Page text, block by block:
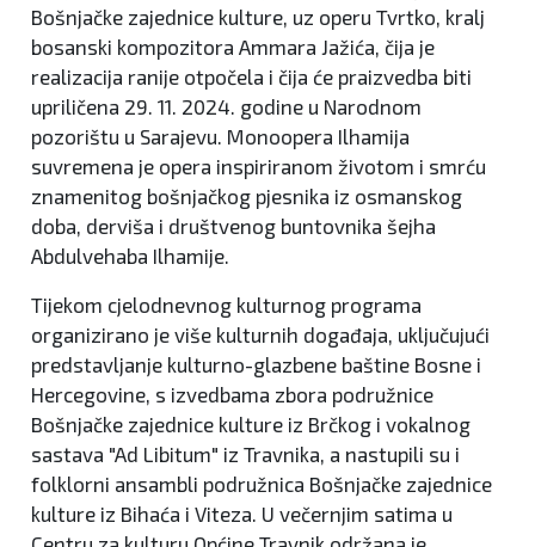
Bošnjačke zajednice kulture, uz operu Tvrtko, kralj
bosanski kompozitora Ammara Jažića, čija je
realizacija ranije otpočela i čija će praizvedba biti
upriličena 29. 11. 2024. godine u Narodnom
pozorištu u Sarajevu. Monoopera Ilhamija
suvremena je opera inspiriranom životom i smrću
znamenitog bošnjačkog pjesnika iz osmanskog
doba, derviša i društvenog buntovnika šejha
Abdulvehaba Ilhamije.
Tijekom cjelodnevnog kulturnog programa
organizirano je više kulturnih događaja, uključujući
predstavljanje kulturno-glazbene baštine Bosne i
Hercegovine, s izvedbama zbora podružnice
Bošnjačke zajednice kulture iz Brčkog i vokalnog
sastava "Ad Libitum" iz Travnika, a nastupili su i
folklorni ansambli podružnica Bošnjačke zajednice
kulture iz Bihaća i Viteza. U večernjim satima u